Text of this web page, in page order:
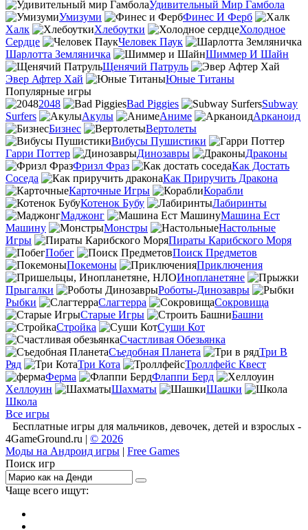
Удивительный Мир Гамбола
Умизуми
Финес И Ферб
Халк
Хлебоутки
Холодное
Сердце
Человек Паук
Шарлотта Земляничка
Шиммер И Шайн
Щенячий Патруль
Эвер Афтер Хай
Юные Титаны
Популярные игры
2048
Bad Piggies
Subway
Surfers
Акулы Аниме
Арканоид
Бизнес
Вертолеты
Вибусы Пушистики
Гарри Поттер
Динозавры
Драконы
Фризл Фраз
Как Достать
Соседа
Как Приручить Дракона
Карточные Игры
Корабли
Котенок Бубу
Лабиринты
Маджонг
Машина Ест
Машину
Монстры
Настольные
Игры
Пираты Карибского Моря
Побег
Поиск Предметов
Покемоны
Приключения
Инопланетяне
Прыгалки
Роботы-Динозавры
Рыбки
Слагтерра
Сокровища
Старые Игры
Башни
Стройка
Суши Кот
Счастливая Обезьянка
Съедобная Планета
Три В
Ряд
Три Кота
Троллфейс Квест
Ферма
Флаппи Берд
Хеллоуин
Шахматы
Шашки
Школа
Все игры
Бесплатные игры для мальчиков, девочек, детей и взрослых -
4GameGround.ru | © 2026
Моды на Андроид игры | Free Games
Поиск игр
Чаще всего ищут: